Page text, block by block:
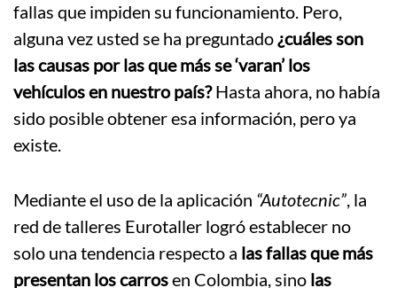
fallas que impiden su funcionamiento. Pero,
alguna vez usted se ha preguntado¿cuáles son
las causas por las que más se ‘varan’ los
vehículos en nuestro país?Hasta ahora, no había
sido posible obtener esa información, pero ya
existe.
Mediante el uso de la aplicación “Autotecnic”, la
red de talleres Eurotaller logró establecer no
solo una tendencia respecto a las fallas que más
presentan los carrosen Colombia, sino las